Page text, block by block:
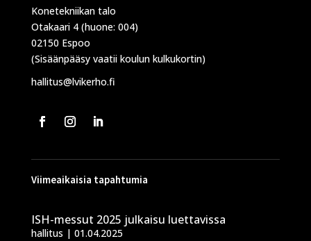
Konetekniikan talo
Otakaari 4 (huone: 004)
02150 Espoo
(Sisäänpääsy vaatii koulun kulkukortin)
hallitus@lvikerho.fi
Viimeaikaisia tapahtumia
ISH-messut 2025 julkaisu luettavissa
hallitus | 01.04.2025